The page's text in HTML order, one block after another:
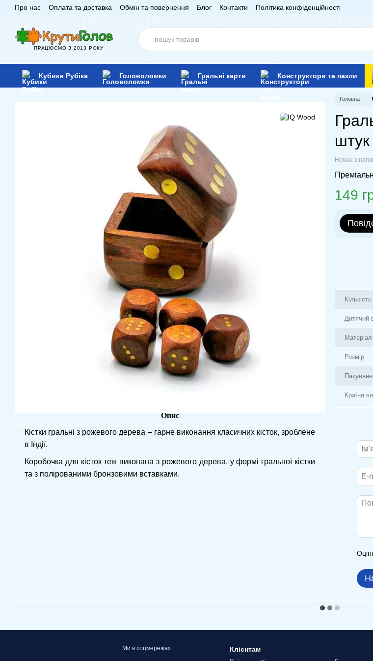
Перейти до основного контенту
Про нас Оплата та доставка Обмін та повернення Блог Контакти Політика конфіденційності
ПРАЦЮЄМО З 2013 РОКУ
Кубики Рубіка Головоломки Гральні карти Конструктори та пазли
Опис
Кістки гральні з рожевого дерева – гарне виконання класичних кісток, зроблене
в Індії.
Коробочка для кісток теж виконана з рожевого дерева, у формі гральної кістки
та з полірованими бронзовими вставками.
Головна
Немає в
149
Дитячий
Матеріал
Розмір
Країна
Ми в соцмережах Клієнтам